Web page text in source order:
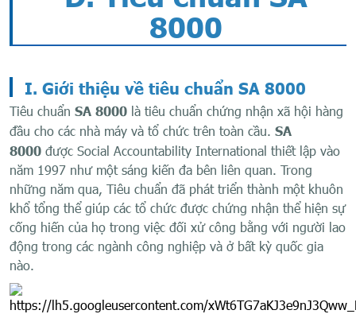
8000
I. Giới thiệu về tiêu chuẩn SA 8000
Tiêu chuẩn SA 8000 là tiêu chuẩn chứng nhận xã hội hàng
đầu cho các nhà máy và tổ chức trên toàn cầu. SA
8000 được Social Accountability International thiết lập vào
năm 1997 như một sáng kiến đa bên liên quan. Trong
những năm qua, Tiêu chuẩn đã phát triển thành một khuôn
khổ tổng thể giúp các tổ chức được chứng nhận thể hiện sự
cống hiến của họ trong việc đối xử công bằng với người lao
động trong các ngành công nghiệp và ở bất kỳ quốc gia
nào.